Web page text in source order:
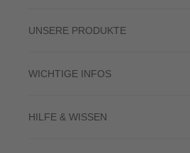
UNSERE PRODUKTE
WICHTIGE INFOS
HILFE & WISSEN